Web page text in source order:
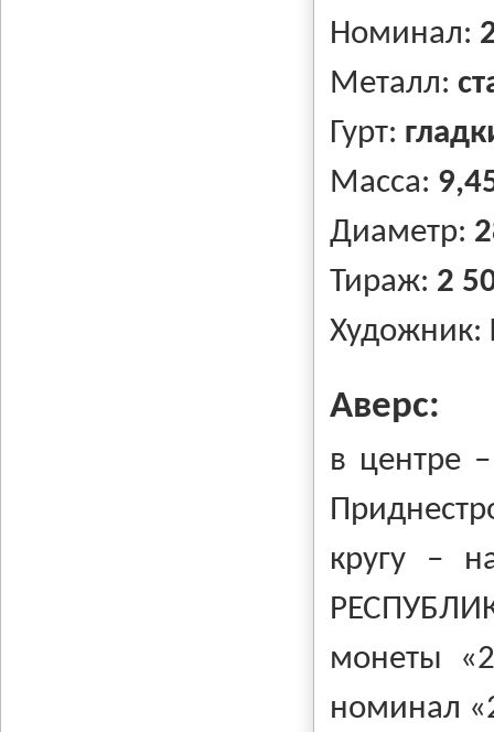
Номинал:
Металл:
Гурт:
Масса:
Диаметр:
Тираж: 2
Художник:
Аверс:
в центре
кругу –
монеты
номинал